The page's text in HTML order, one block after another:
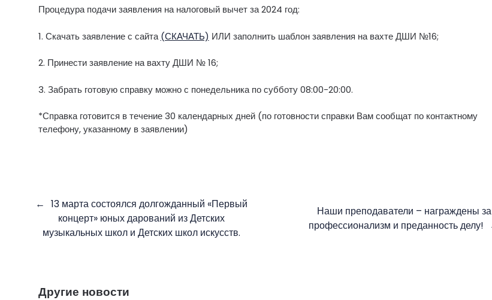
Процедура подачи заявления на налоговый вычет за 2024 год:
1. Скачать заявление с сайта(СКАЧАТЬ) ИЛИ заполнить шаблон заявления на вахте ДШИ №16;
2. Принести заявление на вахту ДШИ № 16;
3. Забрать готовую справку можно с понедельника по субботу 08:00-20:00.
*Справка готовится в течение 30 календарных дней (по готовности справки Вам сообщат по контактному
телефону, указанному в заявлении)
записям
13 марта состоялся долгожданный «Первый
концерт» юных дарований из Детских
музыкальных школ и Детских школ искусств.
Наши преподаватели – награждены за
профессионализм и преданность делу!
Другие новости